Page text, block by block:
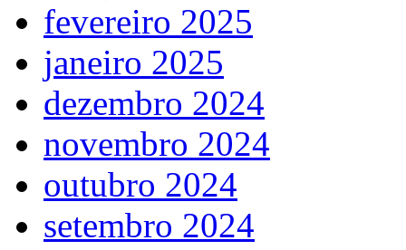
fevereiro 2025
janeiro 2025
dezembro 2024
novembro 2024
outubro 2024
setembro 2024